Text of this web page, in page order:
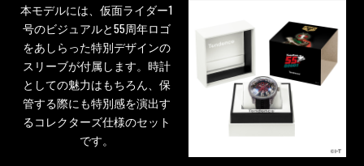
本モデルには、仮面ライダー1
号のビジュアルと55周年ロゴ
をあしらった特別デザインの
スリーブが付属します。時計
としての魅力はもちろん、保
管する際にも特別感を演出す
るコレクターズ仕様のセット
です。